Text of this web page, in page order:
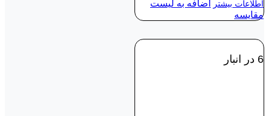
اطلاعات بیشتر
اضافه به لیست
مقایسه
6 در انبار